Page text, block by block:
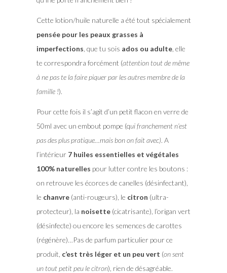
Cette lotion/huile naturelle a été tout spécialement
pensée pour les peaux grasses à
imperfections , que tu sois ados ou adulte, elle
te correspondra forcément (attention tout de même
à ne pas te la faire piquer par les autres membre de la
famille !).
Pour cette fois il s’agit d’un petit flacon en verre de
50ml avec un embout pompe (qui franchement n’est
pas des plus pratique…mais bon on fait avec). A
l’intérieur 7 huiles essentielles et végétales
100% naturelles pour lutter contre les boutons :
on retrouve les écorces de canelles (désinfectant),
le chanvre(anti-rougeurs), le citron (ultra-
protecteur), la noisette(cicatrisante), l’origan vert
(désinfecte) ou encore les semences de carottes
(régénère)…Pas de parfum particulier pour ce
produit, c’est très léger et un peu vert (on sent
un tout petit peu le citron), rien de désagréable.